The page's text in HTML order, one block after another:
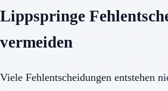
Lippspringe
vermeiden
Viele Fehlentscheidungen entstehen